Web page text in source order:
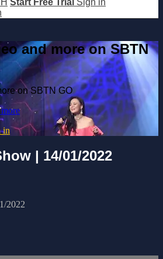
and more on SBTN
on SBTN GO
in
| 14/01/2022
2022